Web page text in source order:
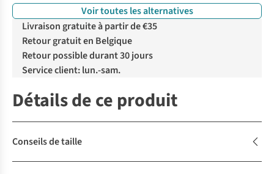
Voir toutes les alternatives
Livraison gratuite à partir de €35
Retour gratuit en Belgique
Retour possible durant 30 jours
Service client: lun.-sam.
Détails de ce produit
Conseils de taille